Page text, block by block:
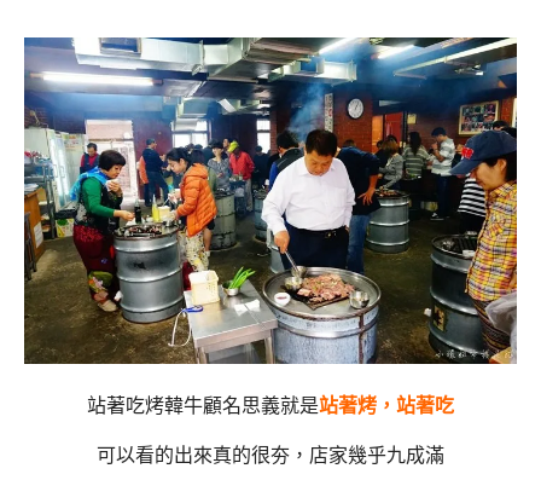
站著吃烤韓牛顧名思義就是站著烤，站著吃
可以看的出來真的很夯，店家幾乎九成滿